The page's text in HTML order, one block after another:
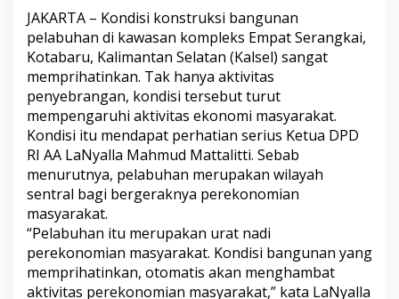
a
i
K
a
l
s
e
l
M
e
m
p
r
h
a
i
JAKARTA – Kondisi konstruksi bangunan
pelabuhan di kawasan kompleks Empat Serangkai,
Kotabaru, Kalimantan Selatan (Kalsel) sangat
memprihatinkan. Tak hanya aktivitas
penyebrangan, kondisi tersebut turut
mempengaruhi aktivitas ekonomi masyarakat.
Kondisi itu mendapat perhatian serius Ketua DPD
RI AA LaNyalla Mahmud Mattalitti. Sebab
menurutnya, pelabuhan merupakan wilayah
sentral bagi bergeraknya perekonomian
masyarakat.
“Pelabuhan itu merupakan urat nadi
perekonomian masyarakat. Kondisi bangunan yang
memprihatinkan, otomatis akan menghambat
aktivitas perekonomian masyarakat,” kata LaNyalla